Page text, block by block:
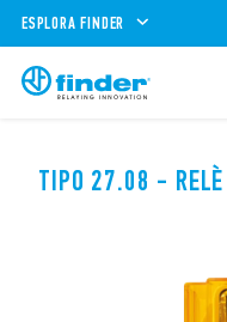
ESPLORA FINDER
TIPO 27.08 -